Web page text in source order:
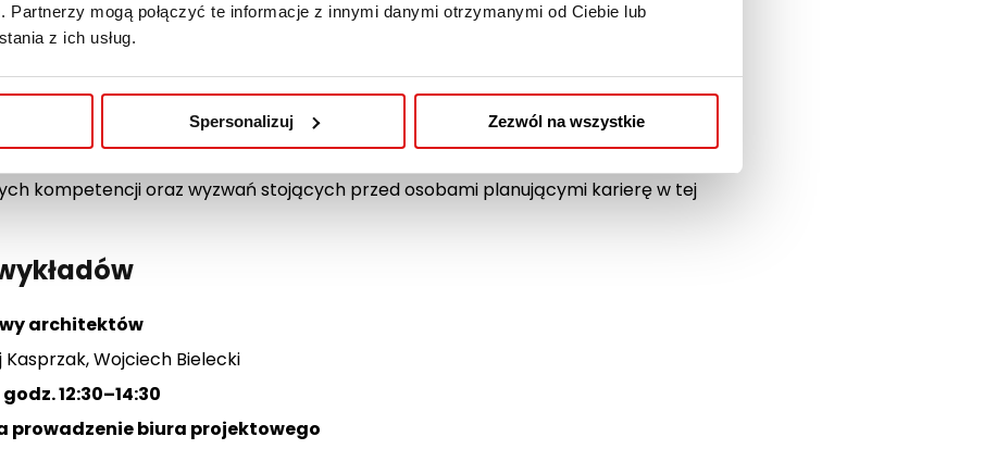
Partnerzy mogą połączyć te informacje z innymi danymi otrzymanymi od Ciebie lub
z ich usług.
Spersonalizuj Zezwól na wszystkie
i Administracji w Lublinie zaprasza studentów kierunku Architektura oraz
tematyką architektoniczną na cykl wykładów przygotowanych przez Lubelską
RP. Spotkania odbędą się w Auli 18 i poprowadzą je doświadczeni praktycy oraz
RP.
kompetencji oraz wyzwań stojących przed osobami planującymi karierę w tej
architektów
Wojciech Bielecki
12:30–14:30
prowadzenie biura projektowego